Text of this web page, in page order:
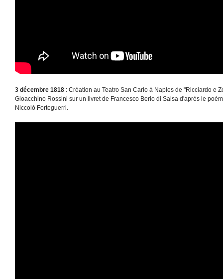
3 décembre 1818 : Création au Teatro San Carlo à Naples de "Ricciardo e
Gioacchino Rossini sur un livret de Francesco Berio di Salsa d'après le
Niccolò Forteguerri.